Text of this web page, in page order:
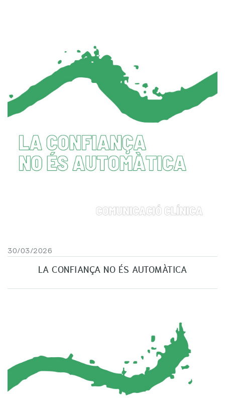
30/03/2026
LA CONFIANÇA NO ÉS AUTOMÀTICA